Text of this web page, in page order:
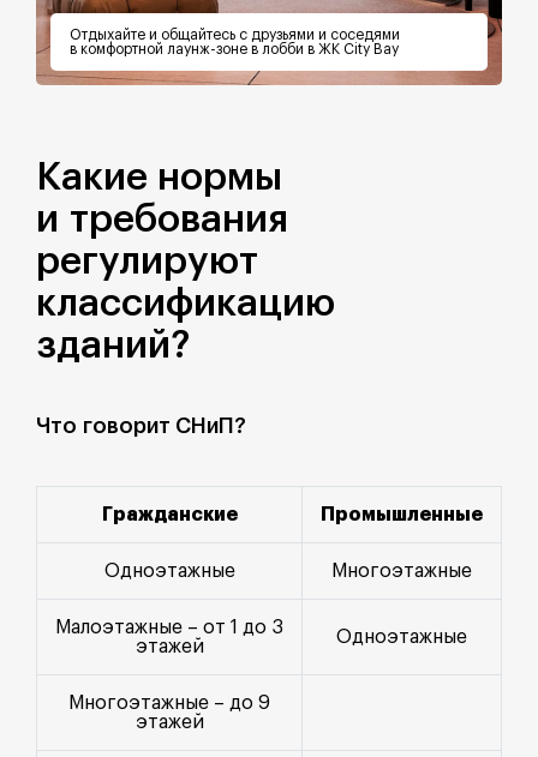
Отдыхайте и общайтесь с друзьями и соседями
в комфортной лаунж-зоне в лобби в ЖК City Bay
Какие нормы
и требования
регулируют
классификацию
зданий?
Что говорит СНиП?
Гражданские Промышленные
Одноэтажные Многоэтажные
Малоэтажные – от 1 до 3
этажей
Одноэтажные
Многоэтажные – до 9
этажей